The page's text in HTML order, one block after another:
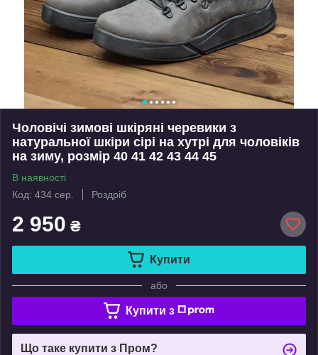
Чоловічі зимові шкіряні черевики з
натуральної шкіри сірі на хутрі для чоловіків
на зиму, розмір 40 41 42 43 44 45
В наявності
Код: 434 сер.
Роздріб
2 950 ₴
Купити
або
Купити з
Що таке купити з Пром?